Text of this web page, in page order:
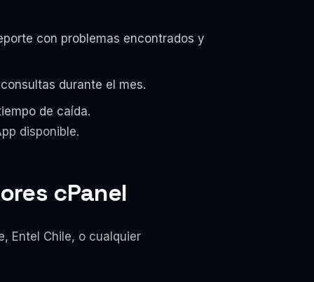
con problemas encontrados y
durante el mes.
de caída.
disponible.
cPanel
Entel Chile, o cualquier